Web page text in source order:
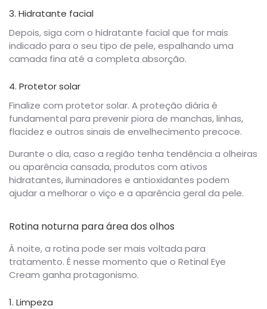
3. Hidratante facial
Depois, siga com o hidratante facial que for mais
indicado para o seu tipo de pele, espalhando uma
camada fina até a completa absorção.
4. Protetor solar
Finalize com protetor solar. A proteção diária é
fundamental para prevenir piora de manchas, linhas,
flacidez e outros sinais de envelhecimento precoce.
Durante o dia, caso a região tenha tendência a olheiras
ou aparência cansada, produtos com ativos
hidratantes, iluminadores e antioxidantes podem
ajudar a melhorar o viço e a aparência geral da pele.
Rotina noturna para área dos olhos
À noite, a rotina pode ser mais voltada para
tratamento. É nesse momento que o Retinal Eye
Cream ganha protagonismo.
1. Limpeza